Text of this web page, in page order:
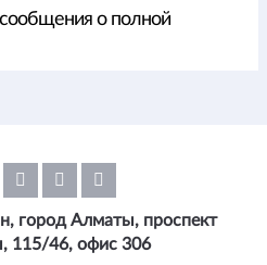
о полной
город Алматы, проспект
115/46, офис 306